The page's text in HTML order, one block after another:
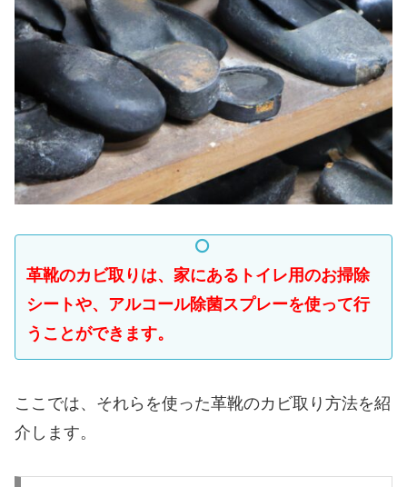
革靴のカビ取りは、家にあるトイレ用のお掃除
シートや、アルコール除菌スプレーを使って行
うことができます。
ここでは、それらを使った革靴のカビ取り方法を紹
介します。